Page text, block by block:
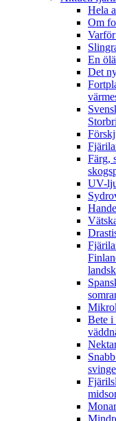
Hela
Om
En
Det
Färg,
UV-
Bete i